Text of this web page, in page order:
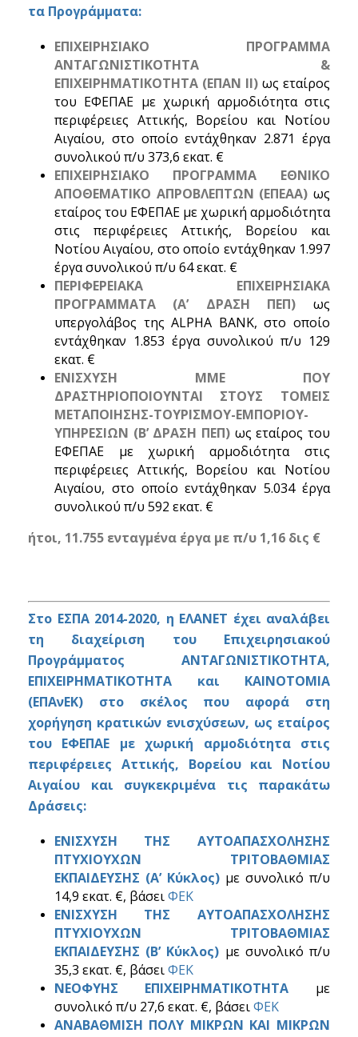
τα Προγράμματα:
ΕΠΙΧΕΙΡΗΣΙΑΚΟ ΠΡΟΓΡΑΜΜΑ
ΑΝΤΑΓΩΝΙΣΤΙΚΟΤΗΤΑ &
ΕΠΙΧΕΙΡΗΜΑΤΙΚΟΤΗΤΑ (ΕΠΑΝ ΙΙ)ως εταίρος
του ΕΦΕΠΑΕ με χωρική αρμοδιότητα στις
περιφέρειες Αττικής, Βορείου και Νοτίου
Αιγαίου, στο οποίο εντάχθηκαν 2.871 έργα
συνολικού π/υ 373,6 εκατ. €
ΕΠΙΧΕΙΡΗΣΙΑΚΟ ΠΡΟΓΡΑΜΜΑ ΕΘΝΙΚΟ
ΑΠΟΘΕΜΑΤΙΚΟ ΑΠΡΟΒΛΕΠΤΩΝ (ΕΠΕΑΑ) ως
εταίρος του ΕΦΕΠΑΕ με χωρική αρμοδιότητα
στις περιφέρειες Αττικής, Βορείου και
Νοτίου Αιγαίου, στο οποίο εντάχθηκαν 1.997
έργα συνολικού π/υ 64 εκατ. €
ΠΕΡΙΦΕΡΕΙΑΚΑ ΕΠΙΧΕΙΡΗΣΙΑΚΑ
ΠΡΟΓΡΑΜΜΑΤΑ (Α’ ΔΡΑΣΗ ΠΕΠ) ως
υπεργολάβος της ALPHA BANK, στο οποίο
εντάχθηκαν 1.853 έργα συνολικού π/υ 129
εκατ. €
ΕΝΙΣΧΥΣΗ ΜΜΕ ΠΟΥ
ΔΡΑΣΤΗΡΙΟΠΟΙΟΥΝΤΑΙ ΣΤΟΥΣ ΤΟΜΕΙΣ
ΜΕΤΑΠΟΙΗΣΗΣ-ΤΟΥΡΙΣΜΟΥ-ΕΜΠΟΡΙΟΥ-
ΥΠΗΡΕΣΙΩΝ (Β’ ΔΡΑΣΗ ΠΕΠ)ως εταίρος του
ΕΦΕΠΑΕ με χωρική αρμοδιότητα στις
περιφέρειες Αττικής, Βορείου και Νοτίου
Αιγαίου, στο οποίο εντάχθηκαν 5.034 έργα
συνολικού π/υ 592 εκατ. €
ήτοι, 11.755 ενταγμένα έργα με π/υ 1,16 δις €
Στο ΕΣΠΑ 2014-2020, η ΕΛΑΝΕΤ έχει αναλάβει
τη διαχείριση του Επιχειρησιακού
Προγράμματος ΑΝΤΑΓΩΝΙΣΤΙΚΟΤΗΤΑ,
ΕΠΙΧΕΙΡΗΜΑΤΙΚΟΤΗΤΑ και ΚΑΙΝΟΤΟΜΙΑ
(ΕΠΑνΕΚ) στο σκέλος που αφορά στη
χορήγηση κρατικών ενισχύσεων, ως εταίρος
του ΕΦΕΠΑΕ με χωρική αρμοδιότητα στις
περιφέρειες Αττικής, Βορείου και Νοτίου
Αιγαίου και συγκεκριμένα τις παρακάτω
Δράσεις:
ΕΝΙΣΧΥΣΗ ΤΗΣ ΑΥΤΟΑΠΑΣΧΟΛΗΣΗΣ
ΠΤΥΧΙΟΥΧΩΝ ΤΡΙΤΟΒΑΘΜΙΑΣ
ΕΚΠΑΙΔΕΥΣΗΣ (Α’ Κύκλος)με συνολικό π/υ
14,9 εκατ. €, βάσειΦΕΚ
ΕΝΙΣΧΥΣΗ ΤΗΣ ΑΥΤΟΑΠΑΣΧΟΛΗΣΗΣ
ΠΤΥΧΙΟΥΧΩΝ ΤΡΙΤΟΒΑΘΜΙΑΣ
ΕΚΠΑΙΔΕΥΣΗΣ (Β’ Κύκλος) με συνολικό π/υ
35,3 εκατ. €, βάσειΦΕΚ
ΝΕΟΦΥΗΣ ΕΠΙΧΕΙΡΗΜΑΤΙΚΟΤΗΤΑ με
συνολικό π/υ 27,6 εκατ. €, βάσειΦΕΚ
ΑΝΑΒΑΘΜΙΣΗ ΠΟΛΥ ΜΙΚΡΩΝ ΚΑΙ ΜΙΚΡΩΝ